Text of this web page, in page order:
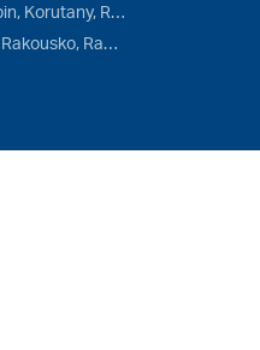
Bad Kleinkirchheim Hotel COOEE alpin, Korutany, Rakousko
Dachstein Hotel COOEE alpin, Horní Rakousko, Rakousko